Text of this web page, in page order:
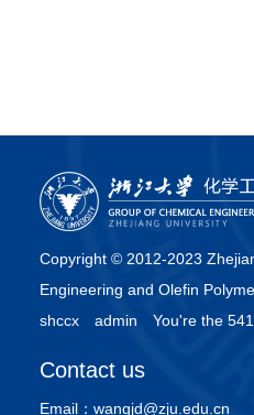
Copyright © 2012-2023
Engineering and Olefin
shccx
admin You're the
Contact us
Email： wangjd@zju.edu.cn